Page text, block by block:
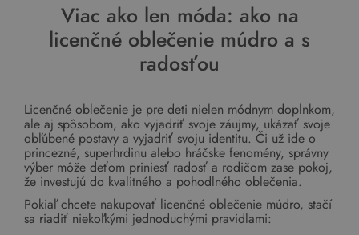
Viac ako len móda: ako na
licenčné oblečenie múdro a s
radosťou
Licenčné oblečenie je pre deti nielen módnym doplnkom,
ale aj spôsobom, ako vyjadriť svoje záujmy, ukázať svoje
obľúbené postavy a vyjadriť svoju identitu. Či už ide o
princezné, superhrdinu alebo hráčske fenomény, správny
výber môže deťom priniesť radosť a rodičom zase pokoj,
že investujú do kvalitného a pohodlného oblečenia.
Pokiaľ chcete nakupovať licenčné oblečenie múdro, stačí
sa riadiť niekoľkými jednoduchými pravidlami: